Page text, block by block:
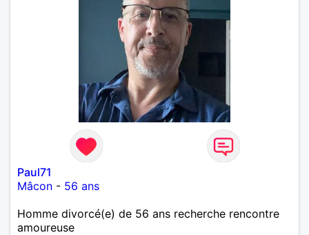
Paul71
Mâcon - 56 ans
Homme divorcé(e) de 56 ans recherche rencontre
amoureuse